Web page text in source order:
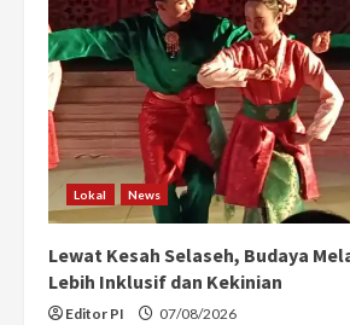
Lokal News
Lewat Kesah Selaseh, Budaya
Lebih Inklusif dan Kekinian
Editor PI 07/08/2026